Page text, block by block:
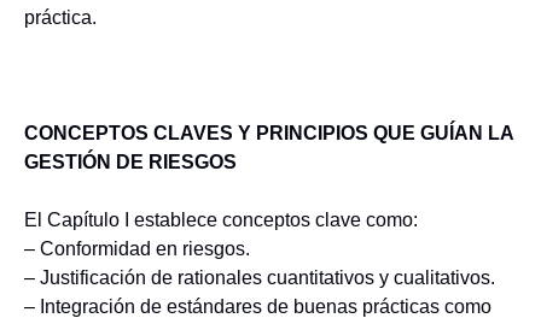
práctica.
CONCEPTOS CLAVES Y PRINCIPIOS QUE GUÍAN LA
GESTIÓN DE RIESGOS
El Capítulo I establece conceptos clave como:
– Conformidad en riesgos.
– Justificación de rationales cuantitativos y cualitativos.
– Integración de estándares de buenas prácticas como